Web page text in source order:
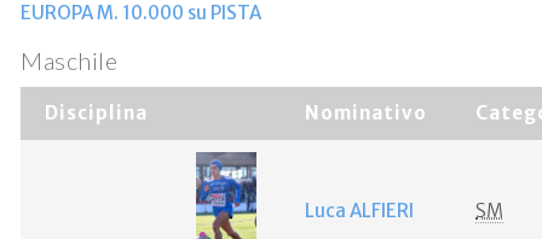
EUROPA M. 10.000 su PISTA
Maschile
Disciplina Nominativo
Luca ALFIERI SM